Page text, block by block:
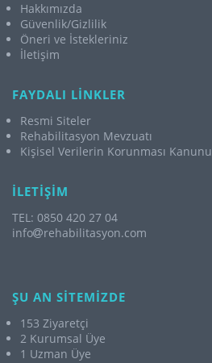
Hakkımızda
Güvenlik/Gizlilik
Öneri ve İstekleriniz
İletişim
FAYDALI LİNKLER
Resmi Siteler
Rehabilitasyon Mevzuatı
Kişisel Verilerin Korunması Kanunu
İLETİŞİM
TEL: 0850 420 27 04
info
rehabilitasyon.com
ŞU AN SİTEMİZDE
153 Ziyaretçi
2 Kurumsal Üye
1 Uzman Üye